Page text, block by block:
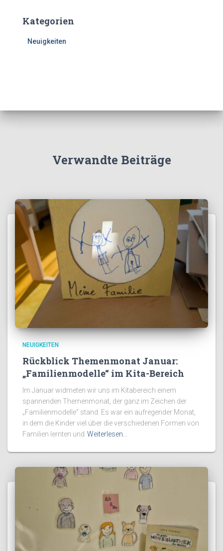
Kategorien
Neuigkeiten
Verwandte Beiträge
NEUIGKEITEN
Rückblick Themenmonat Januar:
„Familienmodelle“ im Kita-Bereich
Im Januar widmeten wir uns im Kitabereich einem
spannenden Themenmonat, der ganz im Zeichen der
„Familienmodelle“ stand. Es war ein aufregender Monat,
in dem die Kinder viel über die verschiedenen Formen von
Familien lernten und Weiterlesen…